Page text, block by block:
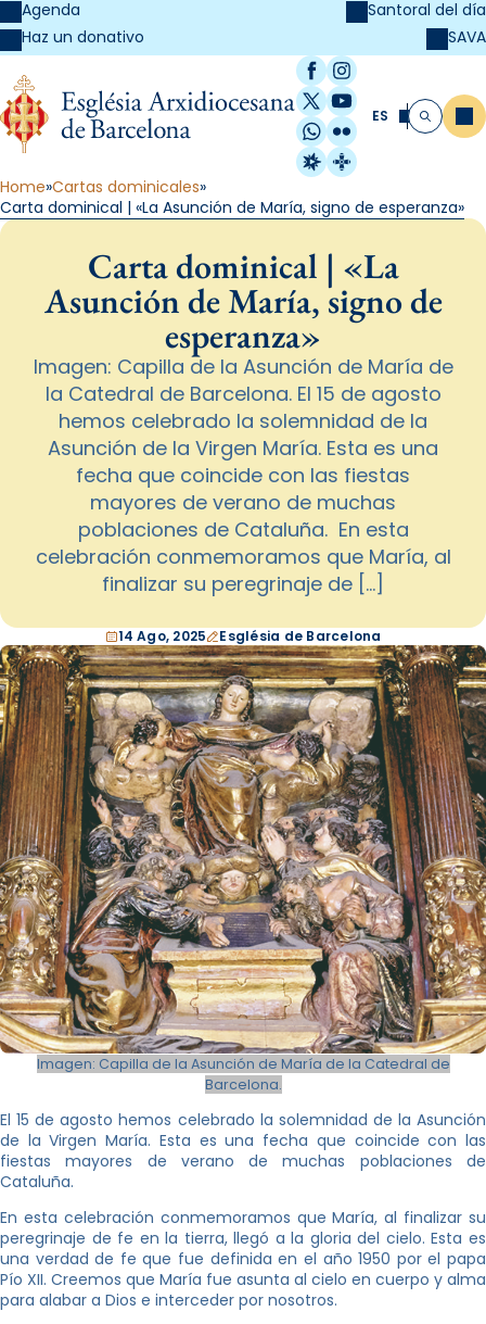
Agenda
Haz un donativo
Santoral del día
SAVA
Facebook
Instagram
X / Twitter
YouTube
WhatsApp
Flickr
Radio Estel
Catalunya
ES Buscar
Home Cartas dominicales
Carta dominical | «La Asunción de María, signo de esperanza»
Carta dominical | «La
Asunción de María, signo de
esperanza»
Imagen: Capilla de la Asunción de María de
la Catedral de Barcelona. El 15 de agosto
hemos celebrado la solemnidad de la
Asunción de la Virgen María. Esta es una
fecha que coincide con las fiestas
mayores de verano de muchas
poblaciones de Cataluña. En esta
celebración conmemoramos que María, al
finalizar su peregrinaje de […]
14 Ago, 2025 Església de Barcelona
Imagen: Capilla de la Asunción de María de la Catedral de
Barcelona.
El 15 de agosto hemos celebrado la solemnidad de la Asunción
de la Virgen María. Esta es una fecha que coincide con las
fiestas mayores de verano de muchas poblaciones de
Cataluña.
En esta celebración conmemoramos que María, al finalizar su
peregrinaje de fe en la tierra, llegó a la gloria del cielo. Esta es
una verdad de fe que fue definida en el año 1950 por el papa
Pío XII. Creemos que María fue asunta al cielo en cuerpo y alma
para alabar a Dios e interceder por nosotros.